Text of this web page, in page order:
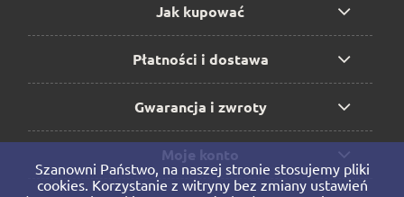
Szanowni Państwo, na naszej stronie stosujemy pliki
cookies. Korzystanie z witryny bez zmiany ustawień
Jak kupować
Płatności i dostawa
Gwarancja i zwroty
Moje konto